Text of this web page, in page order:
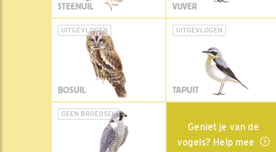
STEENUIL VIJVER
UITGEVLOGEN
BOSUIL
UITGEVLOGEN
TAPUIT
GEEN BROEDSEL
Geniet je van de
vogels? Help mee